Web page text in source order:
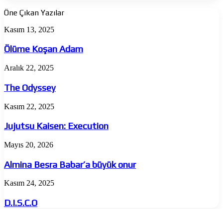
Öne Çıkan Yazılar
Ölüme
Adam
Kasım 13, 2025
Ölüme Koşan Adam
The
Aralık 22, 2025
The Odyssey
Jujutsu
Execution
Kasım 22, 2025
Jujutsu Kaisen: Execution
Almina
Babar’a
büyük
onur
Mayıs 20, 2026
Almina Besra Babar’a büyük onur
D.I.S.C.O
Kasım 24, 2025
D.I.S.C.O